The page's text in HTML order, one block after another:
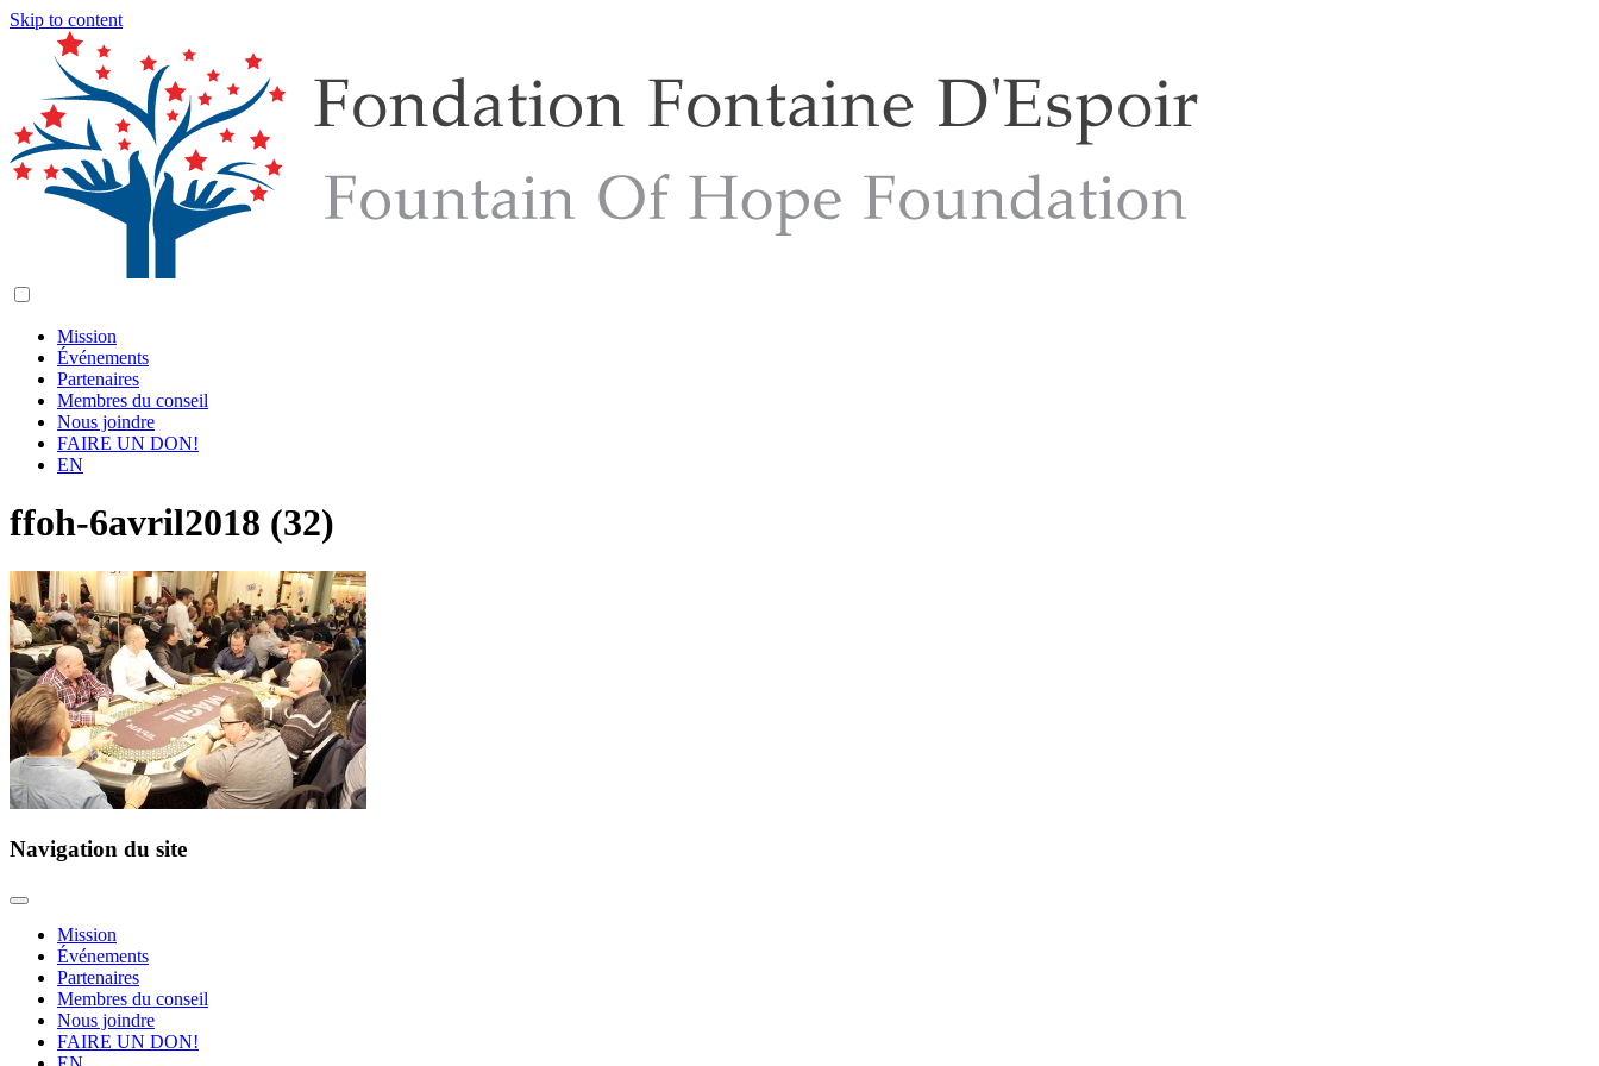
Skip to content
Mission
Événements
Partenaires
Membres du conseil
Nous joindre
FAIRE UN DON!
EN
ffoh-6avril2018 (32)
Navigation du site
Mission
Événements
Partenaires
Membres du conseil
Nous joindre
FAIRE UN DON!